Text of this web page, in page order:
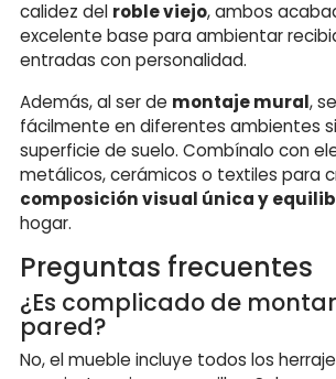
calidez del roble viejo, ambos
excelente base para ambientar
entradas con personalidad.
Además, al ser de montaje mural,
fácilmente en diferentes ambientes
superficie de suelo. Combínalo con
metálicos, cerámicos o textiles para
composición visual única y
hogar.
Preguntas frecuentes
¿Es complicado de
pared?
No, el mueble incluye todos los